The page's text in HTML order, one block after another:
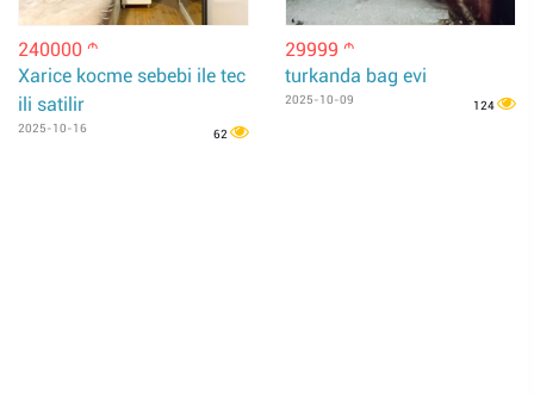
240000 m
Xarice kocme sebebi ile tec
ili satilir
2025-10-16 62
29999 m
turkanda bag evi
2025-10-09 124